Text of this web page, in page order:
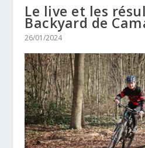
Le live et les
Backyard de
26/01/2024